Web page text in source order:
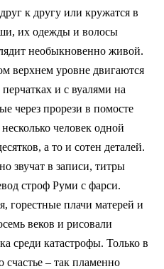
к другу или кружатся в
их одежды и волосы
необыкновенно живой.
верхнем уровне двигаются
и с вуалями на
через прорези в помосте
человек одной
а то и сотен деталей.
звучат в записи, титры
строф Руми с фарси.
горестные плачи матерей и
веков и рисовали
среди катастрофы. Только в
– так пламенно